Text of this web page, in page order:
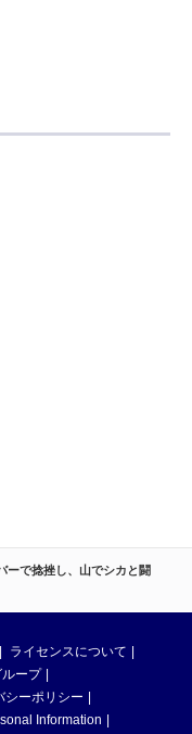
ーで捻挫し、山でシカと闘
ライセンスについて
ループ
シーポリシー
Information